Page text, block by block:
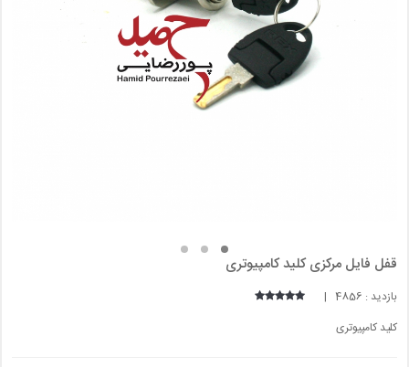
قفل فایل مرکزی کلید کامپیوتری
بازدید : 4856 |
کلید کامپیوتری